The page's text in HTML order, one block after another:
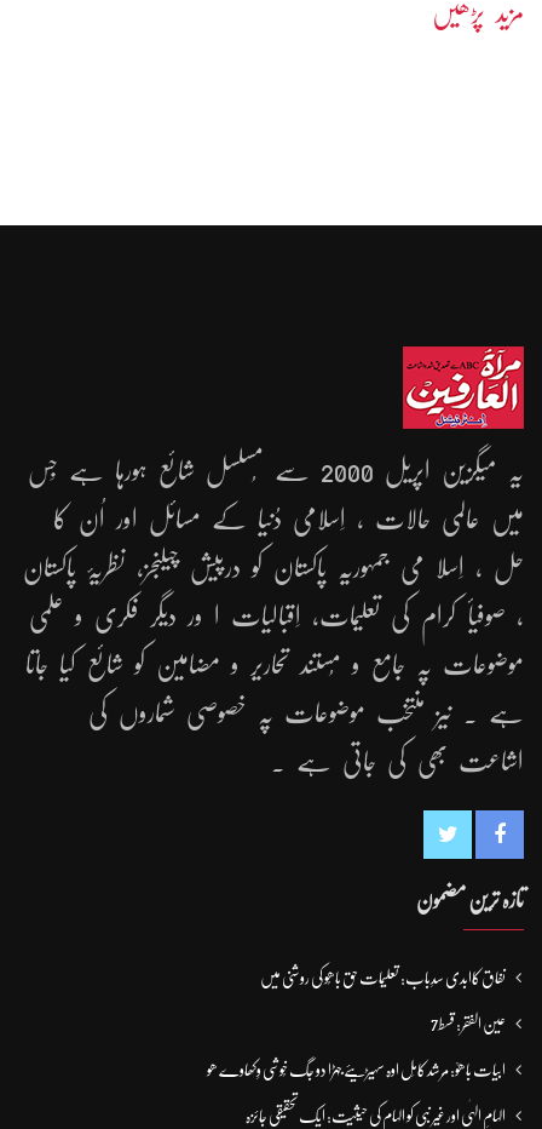
مزید پڑھیں
یہ میگزین اپریل 2000 سے مُسلسل شائع ہورہا ہے جِس
میں عالمی حالات ، اِسلامی دُنیا کے مسائل اور اُن کا
حل ، اِسلا می جمہوریّہ پاکستان کو درپیش چیلنجز، نظریۂ پاکستان
، صوفیأ کرام کی تعلیمات، اِقبالیات ا ور دیگر فکری و علمی
موضوعات پہ جامع و مُستند تحاریر و مضامین کو شائع کیا جاتا
ہے ۔ نیز منتخب موضوعات پہ خصوصی شماروں کی
اشاعت بھی کی جاتی ہے ۔
تازہ ترین مضمون
نفاق کاابدی سدِباب: تعلیمات حق باھُو کی روشنی میں
عین الفقر: قسط7
ابیات باھوؒ: مُرشد کامِل اوہ سہیڑیئے جہڑا دو جگ خُوشی وِکھاوے ھو
الہامِ الہٰی اور غیر نبی کو الہام کی حیثیت: ایک تحقیقی جائزہ